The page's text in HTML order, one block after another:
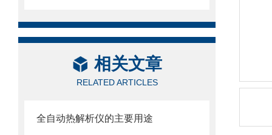
相关文章
RELATED ARTICLES
全自动热解析仪的主要用途